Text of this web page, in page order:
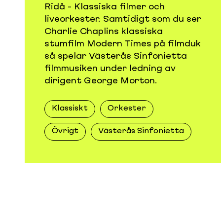
Ridå - Klassiska filmer och
liveorkester. Samtidigt som du ser
Charlie Chaplins klassiska
stumfilm Modern Times på filmduk
så spelar Västerås Sinfonietta
filmmusiken under ledning av
dirigent George Morton.
Klassiskt Orkester
Övrigt Västerås Sinfonietta